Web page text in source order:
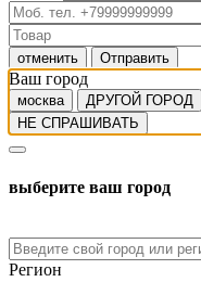
отменить Отправить
Ваш город
москва ДРУГОЙ ГОРОД
НЕ СПРАШИВАТЬ
выберите ваш город
Регион